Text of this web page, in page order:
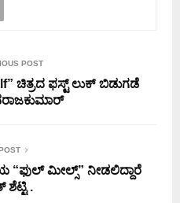
POST
ಚಿತ್ರದ ಫಸ್ಟ್ ಲುಕ್ ಬಿಡುಗಡೆ
ಮೀಲ್ಸ್” ನೀಡಲಿದ್ದಾರೆ
.